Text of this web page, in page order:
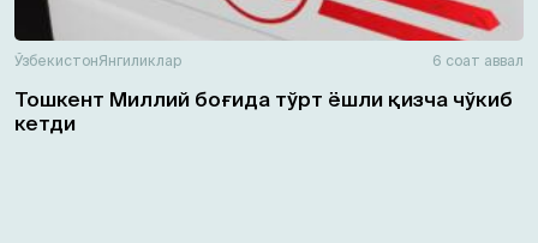
ЎзбекистонЯнгиликлар 6 соат аввал
Тошкент Миллий боғида тўрт ёшли қизча чўкиб
кетди